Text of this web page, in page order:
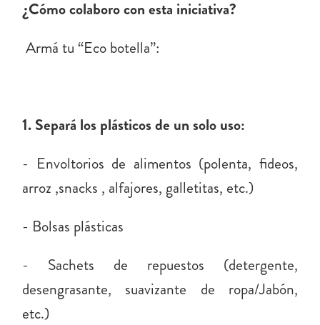
¿Cómo colaboro con esta iniciativa?
Armá tu “Eco botella”:
1. Separá los plásticos de un solo uso:
- Envoltorios de alimentos (polenta, fideos,
arroz ,snacks , alfajores, galletitas, etc.)
- Bolsas plásticas
- Sachets de repuestos (detergente,
desengrasante, suavizante de ropa/Jabón,
etc.)